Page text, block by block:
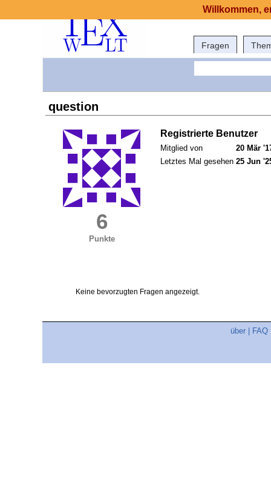
Fragen
question
6
Punkte
Registrierte Benutzer
Mitglied von
20 Mär
Letztes Mal gesehen 25 Jun
Keine bevorzugten Fragen angezeigt.
über FAQ
Willkommen,